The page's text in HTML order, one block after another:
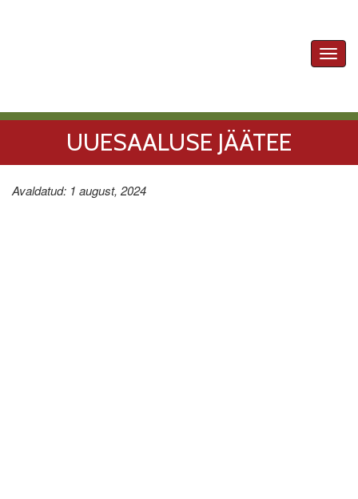
UUESAALUSE JÄÄTEE
Avaldatud: 1 august, 2024